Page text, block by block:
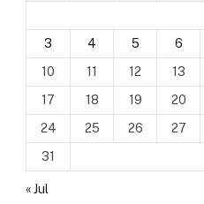
3
4 5 6
10
11 12 13
17
18 19 20
24
25 26 27
31
« Jul